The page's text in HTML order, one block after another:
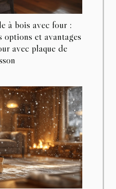
à bois avec four :
et avantages
avec plaque de